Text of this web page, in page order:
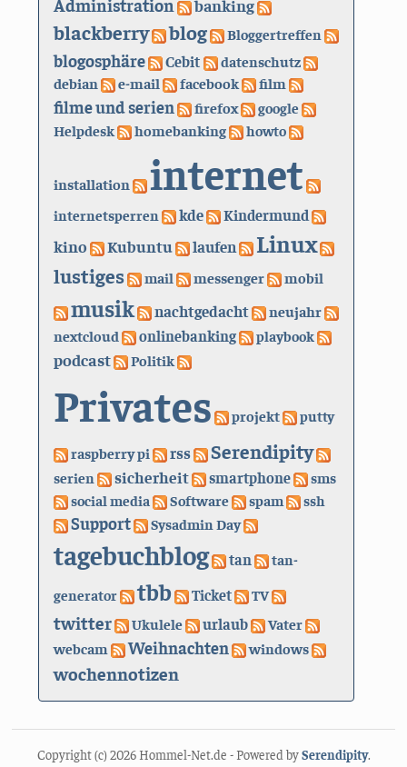
Administration banking
blackberry blog Bloggertreffen
blogosphäre Cebit datenschutz
debian e-mail facebook film
filme und serien firefox
google
Helpdesk
homebanking howto
installation internet
internetsperren kde Kindermund
kino Kubuntu laufen Linux
lustiges mail messenger mobil
musik nachtgedacht neujahr
nextcloud onlinebanking playbook
podcast Politik
Privates projekt putty
raspberry pi rss Serendipity
serien sicherheit smartphone
sms
social media
Software spam ssh
Support Sysadmin Day
tagebuchblog tan
tan-
generator
tbb Ticket TV
twitter Ukulele urlaub
Vater
webcam
Weihnachten windows
wochennotizen
Copyright (c) 2026 Hommel-Net.de - Powered bySerendipity.